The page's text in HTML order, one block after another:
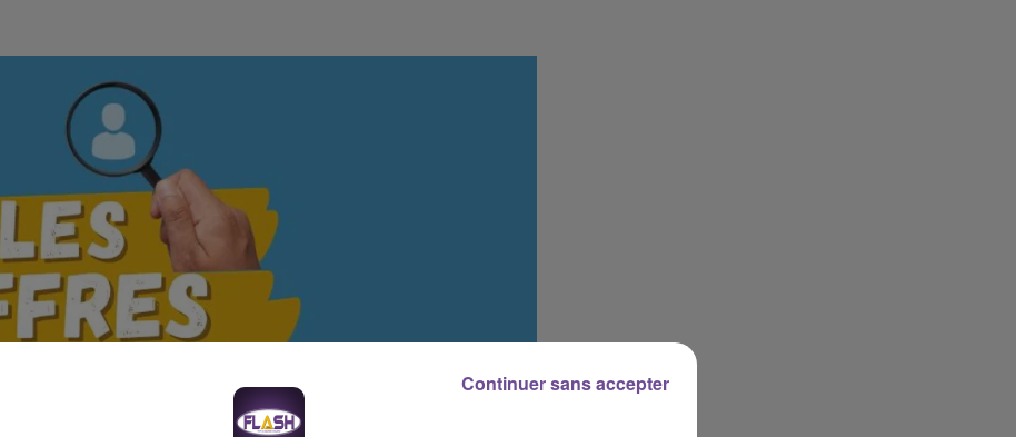
Continuer sans accepter